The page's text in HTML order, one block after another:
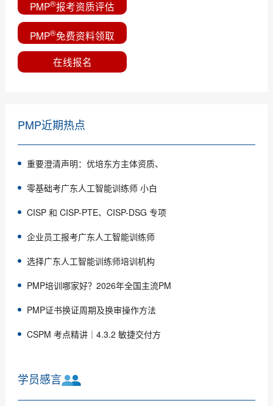
PMP®报考资质评估
PMP®免费资料领取
在线报名
PMP近期热点
重要澄清声明：优培东方主体资质、
零基础考广东人工智能训练师 小白
CISP 和 CISP-PTE、CISP-DSG 专项
企业员工报考广东人工智能训练师
选择广东人工智能训练师培训机构
PMP培训哪家好？2026年全国主流PM
PMP证书换证周期及换审操作方法
CSPM 考点精讲｜4.3.2 敏捷交付方
学员感言